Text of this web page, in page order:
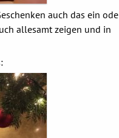
auch das ein
allesamt zeigen und in